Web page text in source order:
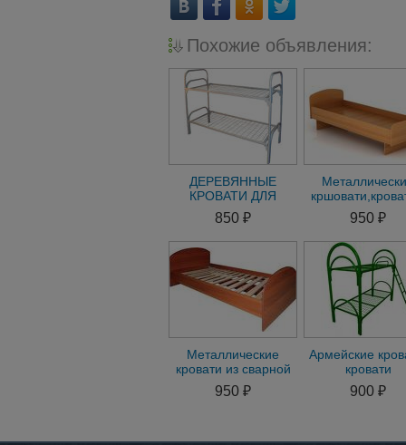
Похожие объявления:
ДЕРЕВЯННЫЕ
КРОВАТИ ДЛЯ
ПАНСИОНАТОВ,
КРОВАТИ ДЛЯ
РАБОЧИХ ОПТОМ.
850 ₽
оптом для
950 ₽
Металлические
кровати из сварной
сетки ,кровати для
общежитий ,хостелы
950 ₽
Армейские
кровати
металлические
оптом для
900 ₽